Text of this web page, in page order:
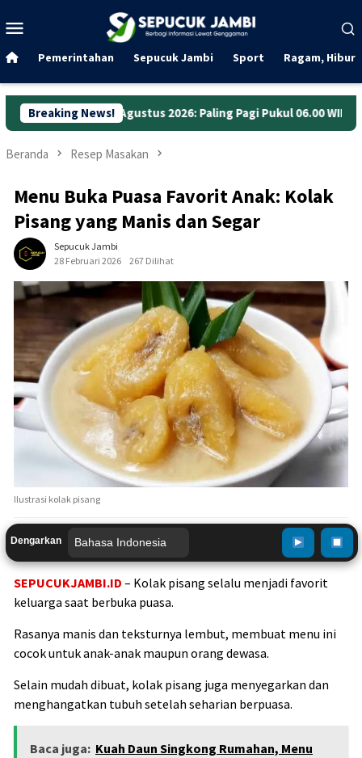
ke
Mobile
Pemerintahan Sepucuk Jambi Sport Ragam,
Breaking News!
2026: Paling Pagi Pukul 06.00 WIB Anggaran
Beranda Resep Masakan
Menu Buka Puasa Favorit Anak: Kolak
Pisang yang Manis dan Segar
Sepucuk Jambi
28 Februari 2026
267 Dilihat
Ilustrasi kolak pisang
Dengarkan
SEPUCUKJAMBI.ID – Kolak pisang selalu menjadi favorit
keluarga saat berbuka puasa.
Rasanya manis dan teksturnya lembut, membuat menu ini
cocok untuk anak-anak maupun orang dewasa.
Selain mudah dibuat, kolak pisang juga menyegarkan dan
menghangatkan tubuh setelah seharian berpuasa.
Baca juga: Kuah Daun Singkong Rumahan, Menu